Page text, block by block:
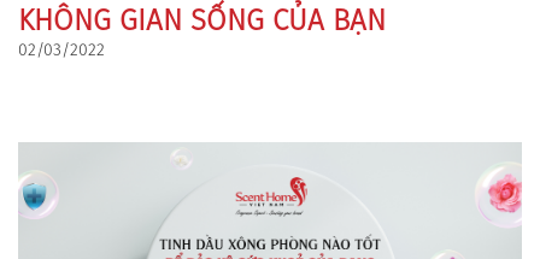
KHÔNG GIAN SỐNG CỦA BẠN
02/03/2022